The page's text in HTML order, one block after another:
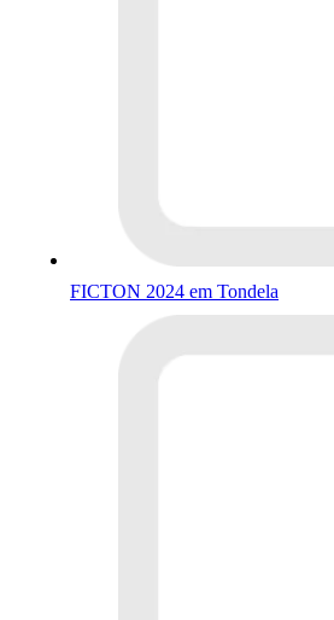
FICTON 2024 em Tondela